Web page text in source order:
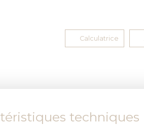
Calculatrice
techniques